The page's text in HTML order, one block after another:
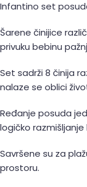
Infantino set
Šarene činijice
privuku bebinu
Set sadrži 8 činija
nalaze se oblici
Ređanje posuda
logičko razmišljanje
Savršene su za
prostoru.